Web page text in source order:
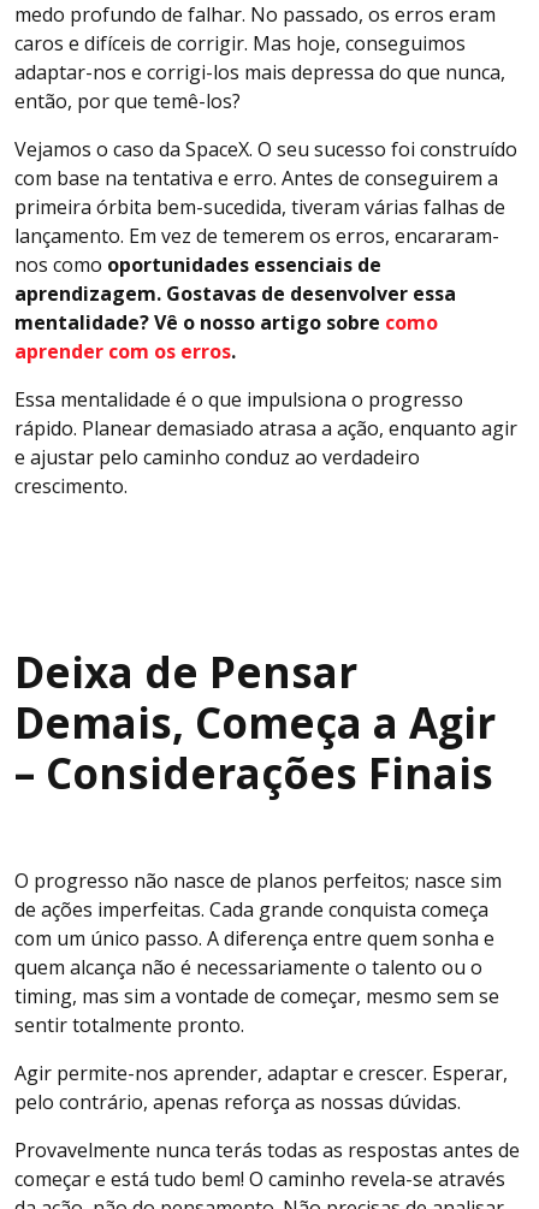
medo profundo de falhar. No passado, os erros eram
caros e difíceis de corrigir. Mas hoje, conseguimos
adaptar-nos e corrigi-los mais depressa do que nunca,
então, por que temê-los?
Vejamos o caso da SpaceX. O seu sucesso foi construído
com base na tentativa e erro. Antes de conseguirem a
primeira órbita bem-sucedida, tiveram várias falhas de
lançamento. Em vez de temerem os erros, encararam-
nos como oportunidades essenciais de
aprendizagem. Gostavas de desenvolver essa
mentalidade? Vê o nosso artigo sobre como
aprender com os erros.
Essa mentalidade é o que impulsiona o progresso
rápido. Planear demasiado atrasa a ação, enquanto agir
e ajustar pelo caminho conduz ao verdadeiro
crescimento.
Deixa de Pensar
Demais, Começa a Agir
– Considerações Finais
O progresso não nasce de planos perfeitos; nasce sim
de ações imperfeitas. Cada grande conquista começa
com um único passo. A diferença entre quem sonha e
quem alcança não é necessariamente o talento ou o
timing, mas sim a vontade de começar, mesmo sem se
sentir totalmente pronto.
Agir permite-nos aprender, adaptar e crescer. Esperar,
pelo contrário, apenas reforça as nossas dúvidas.
Provavelmente nunca terás todas as respostas antes de
começar e está tudo bem! O caminho revela-se através